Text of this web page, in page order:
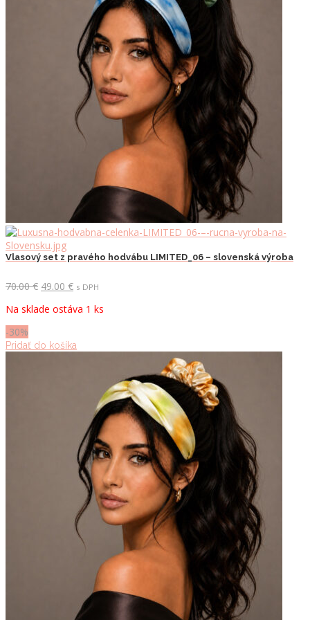
Vlasový set z pravého hodvábu LIMITED_06 – slovenská výroba
70.00€ Pôvodná
bola:
49.00 €Aktuálna
je:
s DPH
Na sklade ostáva 1 ks
-30%
Pridať do košíka